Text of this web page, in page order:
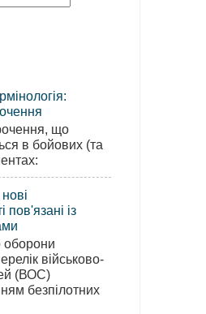
що
в бойових (та
пов'язані із
оборони
військово-
(ВОС)
безпілотних